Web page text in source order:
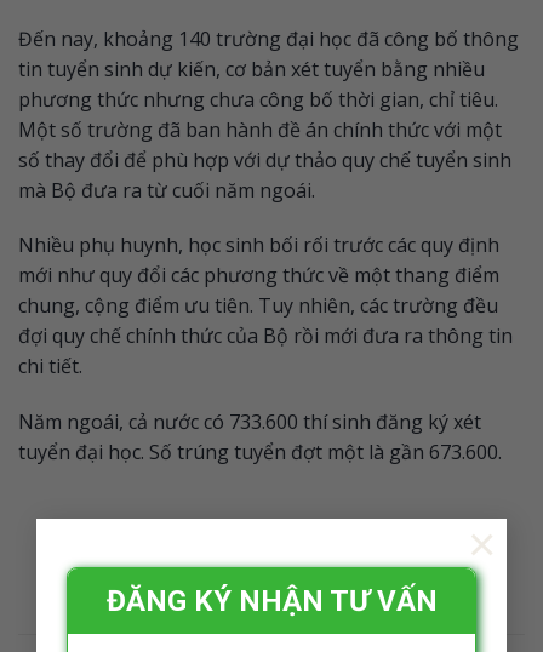
ĐĂNG KÝ NHẬN TƯ VẤN
×
Đến nay, khoảng 140 trường đại học đã công bố thông
tin tuyển sinh dự kiến, cơ bản xét tuyển bằng nhiều
phương thức nhưng chưa công bố thời gian, chỉ tiêu.
Một số trường đã ban hành đề án chính thức với một
số thay đổi để phù hợp với dự thảo quy chế tuyển sinh
mà Bộ đưa ra từ cuối năm ngoái.
Nhiều phụ huynh, học sinh bối rối trước các quy định
mới như quy đổi các phương thức về một thang điểm
chung, cộng điểm ưu tiên. Tuy nhiên, các trường đều
đợi quy chế chính thức của Bộ rồi mới đưa ra thông tin
chi tiết.
Năm ngoái, cả nước có 733.600 thí sinh đăng ký xét
tuyển đại học. Số trúng tuyển đợt một là gần 673.600.